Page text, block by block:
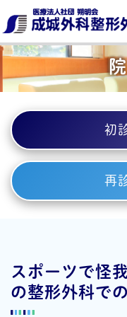
初
再
スポーツで怪
の整形外科で